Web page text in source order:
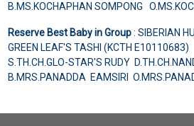
B.MS.KOCHAPHAN SOMPONG
Reserve Best Baby in Group: SIBERIAN
GREEN LEAF'S TASHI (KCTH E10110683)
S.TH.CH.GLO-STAR'S RUDY
B.MRS.PANADDA EAMSIRI